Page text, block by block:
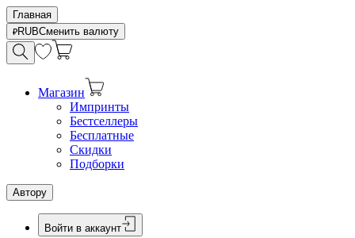
Главная
RUBСменить валюту
Магазин
Импринты
Бестселлеры
Бесплатные
Скидки
Подборки
Автору
Войти в аккаунт